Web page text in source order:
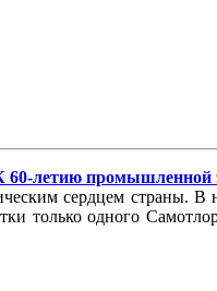
промышленной
сердцем страны. В
только одного